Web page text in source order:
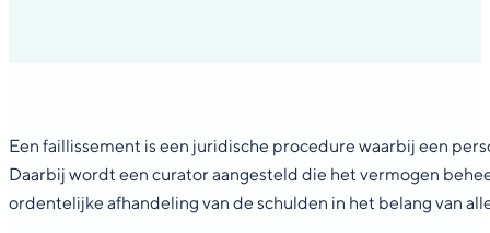
Een faillissement is een juridische procedure waarbij een
Daarbij wordt een curator aangesteld die het vermogen
ordentelijke afhandeling van de schulden in het belang van